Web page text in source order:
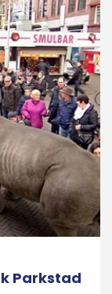
Parkstad